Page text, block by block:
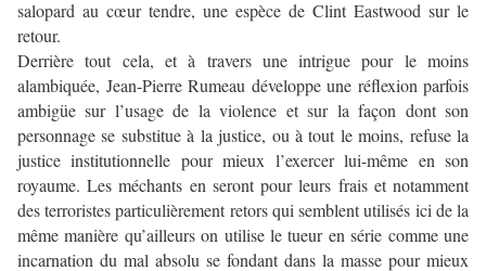
salopard au cœur tendre, une espèce de Clint Eastwood sur le
retour.
Derrière tout cela, et à travers une intrigue pour le moins
alambiquée, Jean-Pierre Rumeau développe une réflexion parfois
ambigüe sur l’usage de la violence et sur la façon dont son
personnage se substitue à la justice, ou à tout le moins, refuse la
justice institutionnelle pour mieux l’exercer lui-même en son
royaume. Les méchants en seront pour leurs frais et notamment
des terroristes particulièrement retors qui semblent utilisés ici de la
même manière qu’ailleurs on utilise le tueur en série comme une
incarnation du mal absolu se fondant dans la masse pour mieux